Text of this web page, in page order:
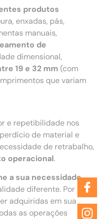
produtos
enxadas, pás,
manuais,
de
dimensional,
19 e 32 mm (com
que variam
e repetibilidade nos
de material e
de retrabalho,
operacional.
a sua necessidade
diferente. Por isso,
adquiridas em sua
as operações